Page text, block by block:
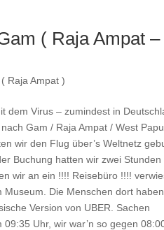
( Raja Ampat –
Raja Ampat )
dem Virus – zumindest in
Gam / Raja Ampat / West
wir den Flug über’s Weltnetz
Buchung hatten wir zwei Stunden
wir an ein !!!! Reisebüro !!!!
Die Menschen dort
Version von UBER. Sachen
Uhr, wir war’n so gegen